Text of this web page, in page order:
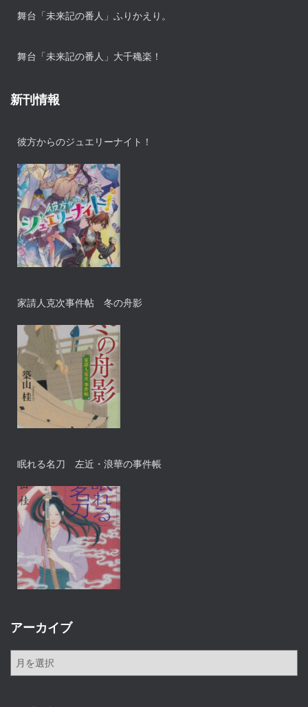
舞台「未来記の番人」ふりかえり。
舞台「未来記の番人」大千穐楽！
新刊情報
彼方からのジュエリーナイト！
家請人克次事件帖 冬の舟影
眠れる名刀 左近・浪華の事件帳
アーカイブ
ア